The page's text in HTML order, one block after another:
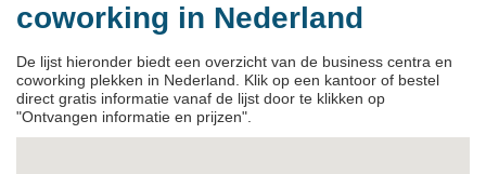
coworking in Nederland
De lijst hieronder biedt een overzicht van de business centra en
coworking plekken in Nederland. Klik op een kantoor of bestel
direct gratis informatie vanaf de lijst door te klikken op
"Ontvangen informatie en prijzen".